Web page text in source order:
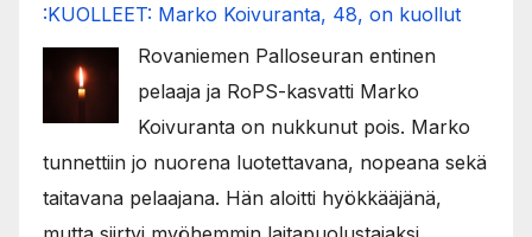
:KUOLLEET: Marko Koivuranta, 48, on kuollut
Rovaniemen Palloseuran entinen
pelaaja ja RoPS-kasvatti Marko
Koivuranta on nukkunut pois. Marko
tunnettiin jo nuorena luotettavana, nopeana sekä
taitavana pelaajana. Hän aloitti hyökkääjänä,